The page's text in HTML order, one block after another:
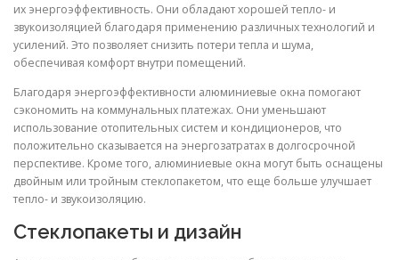
их энергоэффективность. Они обладают хорошей тепло- и
звукоизоляцией благодаря применению различных технологий и
усилений. Это позволяет снизить потери тепла и шума,
обеспечивая комфорт внутри помещений.
Благодаря энергоэффективности алюминиевые окна помогают
сэкономить на коммунальных платежах. Они уменьшают
использование отопительных систем и кондиционеров, что
положительно сказывается на энергозатратах в долгосрочной
перспективе. Кроме того, алюминиевые окна могут быть оснащены
двойным или тройным стеклопакетом, что еще больше улучшает
тепло- и звукоизоляцию.
Стеклопакеты и дизайн